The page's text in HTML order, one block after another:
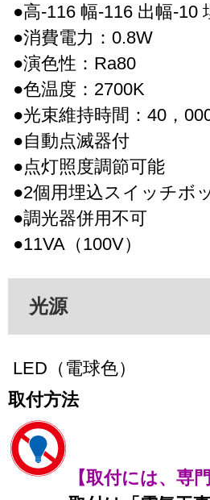
●高-116 幅-116 出幅-10
●消費電力：0.8W
●演色性：Ra80
●色温度：2700K
●光束維持時間：40，
●自動点滅器付
●点灯照度調節可能
●2個用埋込スイッチボ
●調光器併用不可
●11VA（100V）
光源
LED（電球色）
取付方法
【取付には、専